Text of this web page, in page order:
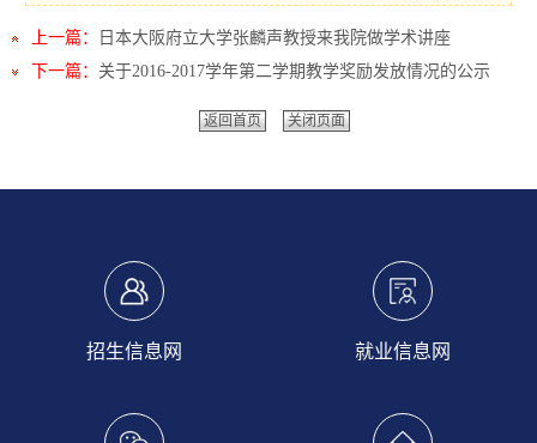
上一篇：
日本大阪府立大学张麟声教授来我院做学术讲座
下一篇： 关于2016-2017学年第二学期教学奖励发放情况的公示
返回首页 关闭页面
招生信息网 就业信息网